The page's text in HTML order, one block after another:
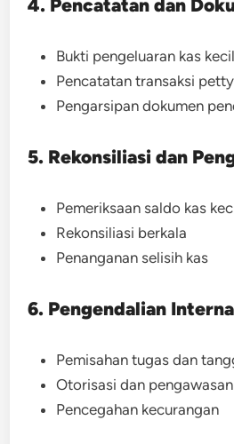
4. Pencatatan dan
Bukti pengeluaran kas kecil
Pencatatan transaksi
Pengarsipan dokumen
5. Rekonsiliasi dan
Pemeriksaan saldo kas
Rekonsiliasi berkala
Penanganan selisih kas
6. Pengendalian
Pemisahan tugas dan
Otorisasi dan pengawasan
Pencegahan kecurangan